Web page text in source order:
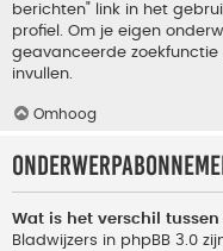
berichten" link in het
profiel. Om je eigen
geavanceerde
invullen.
Omhoog
Wat is het verschil
Bladwijzers in phpBB 3.0